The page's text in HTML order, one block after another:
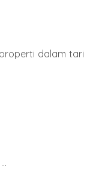
dalam tari